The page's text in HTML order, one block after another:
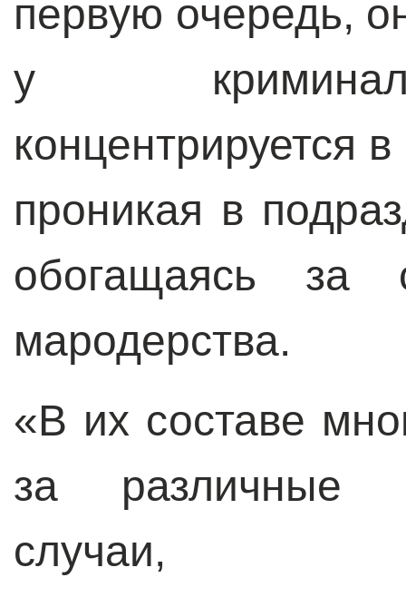
первую очередь,
у
концентрируется
проникая в
обогащаясь за
мародерства.
«В их составе
за различные